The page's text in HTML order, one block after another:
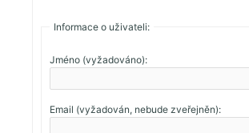
Informace o uživateli:
Jméno (vyžadováno):
Email (vyžadován, nebude zveřejněn):